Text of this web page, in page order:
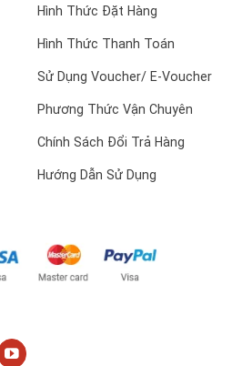
Hình Thức Đặt Hàng
Hình Thức Thanh Toán
Sử Dụng Voucher/ E-Voucher
Phương Thức Vận Chuyên
Chính Sách Đổi Trả Hàng
Hướng Dẫn Sử Dụng